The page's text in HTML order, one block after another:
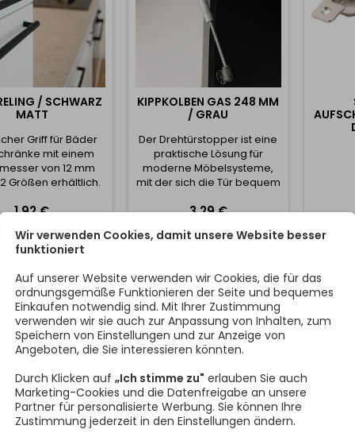
/ SCHWARZ
MATT
Griff für Bäder
mit einem
von 12 mm
Größen erhältlich.
mm.
Preis
1,92 €
In den Warenkorb
KIPPKOLBEN GAS 248 MM
/ GRAU
Der Drehtürstopper ist eine
praktische Lösung für
moderne Möbelsysteme,
mit der sich die Tür bequem
öffnen lässt. Dank des
Mechanismus schwingt die
die vollständig geöffnete
Position aus. 📏 Technische
Parameter: Gesamtlänge
des Kolbens: 248 mm Art
des Mechanismus:...
Preis
3,29 €
 In den Warenkorb
Wir verwenden Cookies, damit unsere Website besser
funktioniert
Auf unserer Website verwenden wir Cookies, die für das
ordnungsgemäße Funktionieren der Seite und bequemes
Einkaufen notwendig sind. Mit Ihrer Zustimmung
verwenden wir sie auch zur Anpassung von Inhalten, zum
Speichern von Einstellungen und zur Anzeige von
Angeboten, die Sie interessieren könnten.
Durch Klicken auf „Ich stimme zu" erlauben Sie auch
Marketing-Cookies und die Datenfreigabe an unsere
Partner für personalisierte Werbung. Sie können Ihre
Zustimmung jederzeit in den Einstellungen ändern.